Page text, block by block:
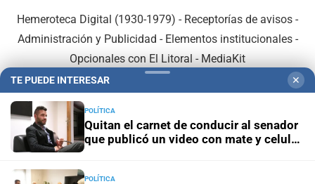
Hemeroteca Digital (1930-1979) - Receptorías de avisos -
Administración y Publicidad - Elementos institucionales-
Opcionales con El Litoral - MediaKit
TE PUEDE INTERESAR ✕
POLÍTICA
Quitan el carnet de conducir al senador
que publicó un video con mate y celular
POLÍTICA